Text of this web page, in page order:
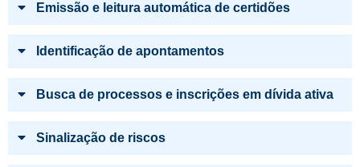
Emissão e leitura automática de certidões
Identificação de apontamentos
Busca de processos e inscrições em dívida ativa
Sinalização de riscos